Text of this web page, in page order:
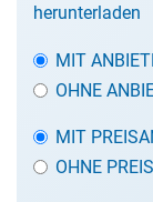
herunterladen
MIT
OHNE
MIT
OHNE